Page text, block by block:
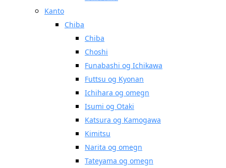
Kanto
Chiba
Chiba
Choshi
Funabashi og Ichikawa
Futtsu og Kyonan
Ichihara og omegn
Isumi og Otaki
Katsura og Kamogawa
Kimitsu
Narita og omegn
Tateyama og omegn